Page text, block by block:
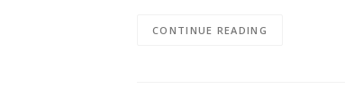
CONTINUE READING